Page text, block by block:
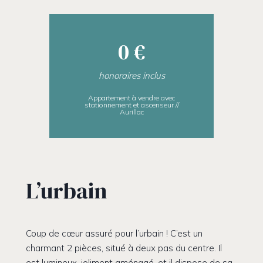
0 €
honoraires inclus
Appartement à vendre avec
stationnement et ascenseur //
Aurillac
L’urbain
Coup de cœur assuré pour l’urbain ! C’est un
charmant 2 pièces, situé à deux pas du centre. Il